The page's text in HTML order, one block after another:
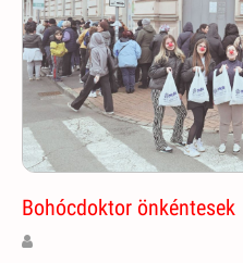
Bohócdoktor önkéntesek